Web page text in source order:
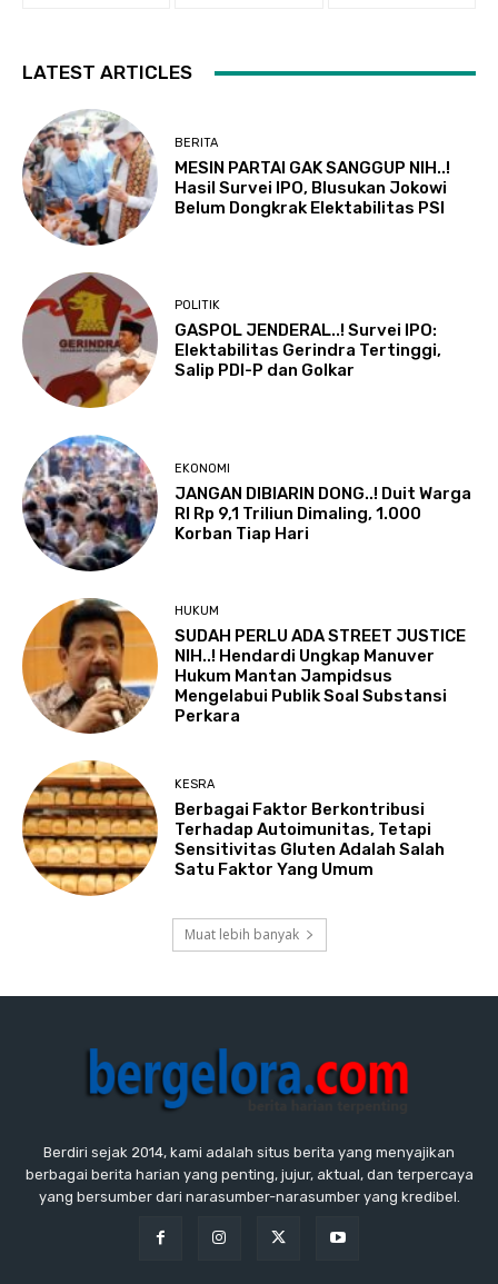
LATEST ARTICLES
BERITA
MESIN PARTAI GAK SANGGUP NIH..!
Hasil Survei IPO, Blusukan Jokowi
Belum Dongkrak Elektabilitas PSI
POLITIK
GASPOL JENDERAL..! Survei IPO:
Elektabilitas Gerindra Tertinggi,
Salip PDI-P dan Golkar
EKONOMI
JANGAN DIBIARIN DONG..! Duit Warga
RI Rp 9,1 Triliun Dimaling, 1.000
Korban Tiap Hari
HUKUM
SUDAH PERLU ADA STREET JUSTICE
NIH..! Hendardi Ungkap Manuver
Hukum Mantan Jampidsus
Mengelabui Publik Soal Substansi
Perkara
KESRA
Berbagai Faktor Berkontribusi
Terhadap Autoimunitas, Tetapi
Sensitivitas Gluten Adalah Salah
Satu Faktor Yang Umum
Muat lebih banyak
Berdiri sejak 2014, kami adalah situs berita yang menyajikan
berbagai berita harian yang penting, jujur, aktual, dan terpercaya
yang bersumber dari narasumber-narasumber yang kredibel.